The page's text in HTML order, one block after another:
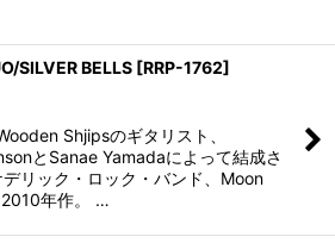
SILVER BELLS [RRP-1762]
Shjipsのギタリスト、
とSanae Yamadaによって結成さ
リック・ロック・バンド、Moon
年作。 …